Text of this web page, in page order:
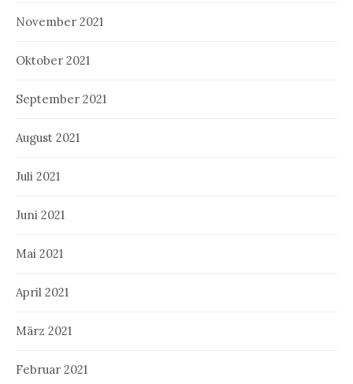
November 2021
Oktober 2021
September 2021
August 2021
Juli 2021
Juni 2021
Mai 2021
April 2021
März 2021
Februar 2021